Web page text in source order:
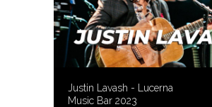
Justin Lavash - Lucerna
Music Bar 2023